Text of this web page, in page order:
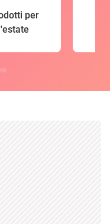
per
l'estate